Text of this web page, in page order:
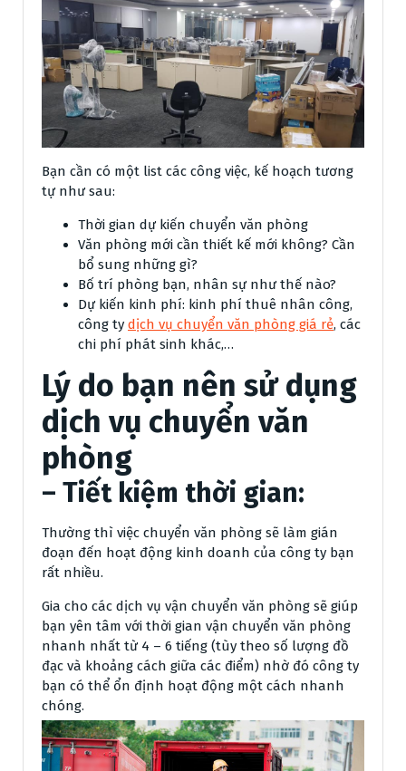
Bạn cần có một list các công việc, kế hoạch tương
tự như sau:
Thời gian dự kiến chuyển văn phòng
Văn phòng mới cần thiết kế mới không? Cần
bổ sung những gì?
Bố trí phòng bạn, nhân sự như thế nào?
Dự kiến kinh phí: kinh phí thuê nhân công,
công ty dịch vụ chuyển văn phòng giá rẻ, các
chi phí phát sinh khác,…
Lý do bạn nên sử dụng
dịch vụ chuyển văn
phòng
– Tiết kiệm thời gian:
Thường thì việc chuyển văn phòng sẽ làm gián
đoạn đến hoạt động kinh doanh của công ty bạn
rất nhiều.
Gia cho các dịch vụ vận chuyển văn phòng sẽ giúp
bạn yên tâm với thời gian vận chuyển văn phòng
nhanh nhất từ 4 – 6 tiếng (tùy theo số lượng đồ
đạc và khoảng cách giữa các điểm) nhờ đó công ty
bạn có thể ổn định hoạt động một cách nhanh
chóng.